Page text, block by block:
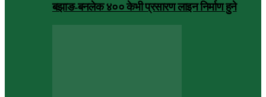
बझाङ-बनलेक ४०० केभी प्रसारण लाइन निर्माण हुने